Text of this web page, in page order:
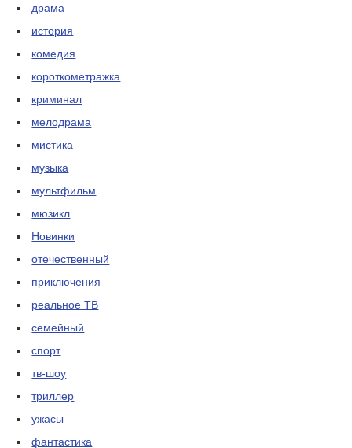
драма
история
комедия
короткометражка
криминал
мелодрама
мистика
музыка
мультфильм
мюзикл
Новинки
отечественный
приключения
реальное ТВ
семейный
спорт
тв-шоу
триллер
ужасы
фантастика